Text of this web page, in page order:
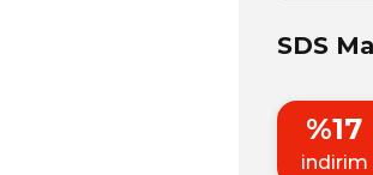
SDS
%17
indirim